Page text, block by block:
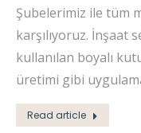
Şubelerimiz ile tüm
karşılıyoruz. İnşaat
kullanılan boyalı
üretimi gibi
Read article